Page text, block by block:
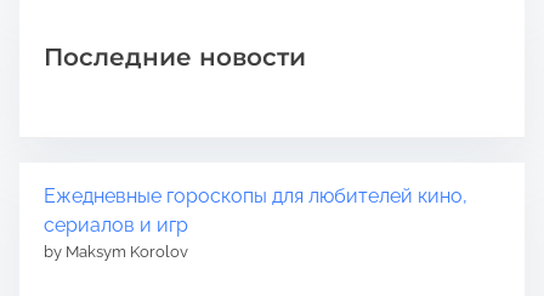
Последние новости
Ежедневные гороскопы для любителей кино,
сериалов и игр
by Maksym Korolov